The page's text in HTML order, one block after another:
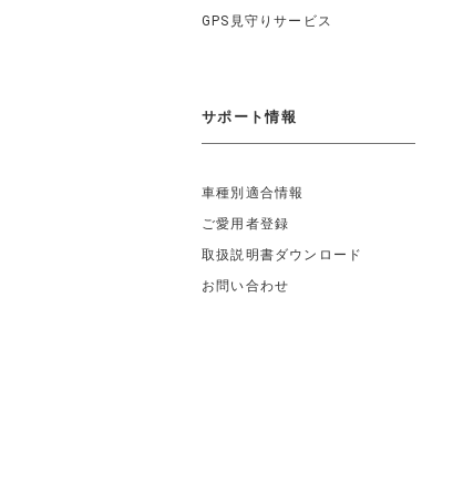
GPS見守りサービス
サポート情報
車種別適合情報
ご愛用者登録
取扱説明書ダウンロード
お問い合わせ